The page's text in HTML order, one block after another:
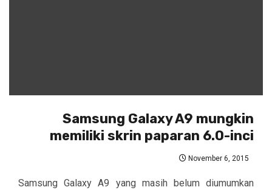
Samsung Galaxy A9 mungkin
memiliki skrin paparan 6.0-inci
November 6, 2015
Samsung Galaxy A9 yang masih belum diumumkan